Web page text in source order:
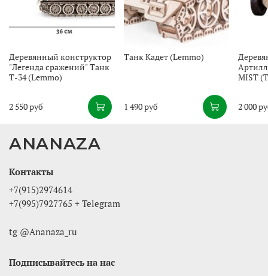
Деревянный конструктор
"Легенда сражений" Танк
Т-34 (Lemmo)
2 550 руб
Танк Кадет (Lemmo)
1 490 руб
MIST
2 000
ANANAZA
Контакты
+7(915)2974614
+7(995)7927765 + Telegram
tg @Ananaza_ru
Подписывайтесь на нас